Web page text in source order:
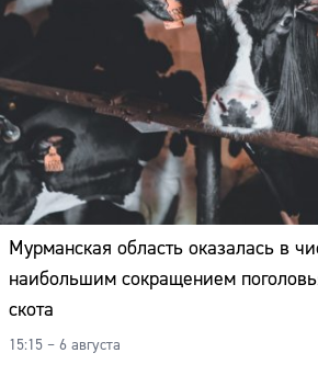
Мурманская область оказалась в
наибольшим сокращением
скота
15:15 – 6 августа